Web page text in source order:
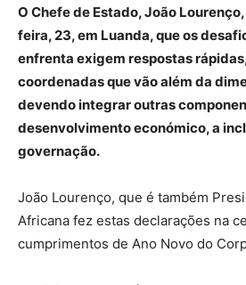
O Chefe de Estado, João
feira, 23, em Luanda, que os
enfrenta exigem respostas
coordenadas que vão além da
devendo integrar outras
desenvolvimento económico, a
governação.
João Lourenço, que é também
Africana fez estas declarações na
cumprimentos de Ano Novo do